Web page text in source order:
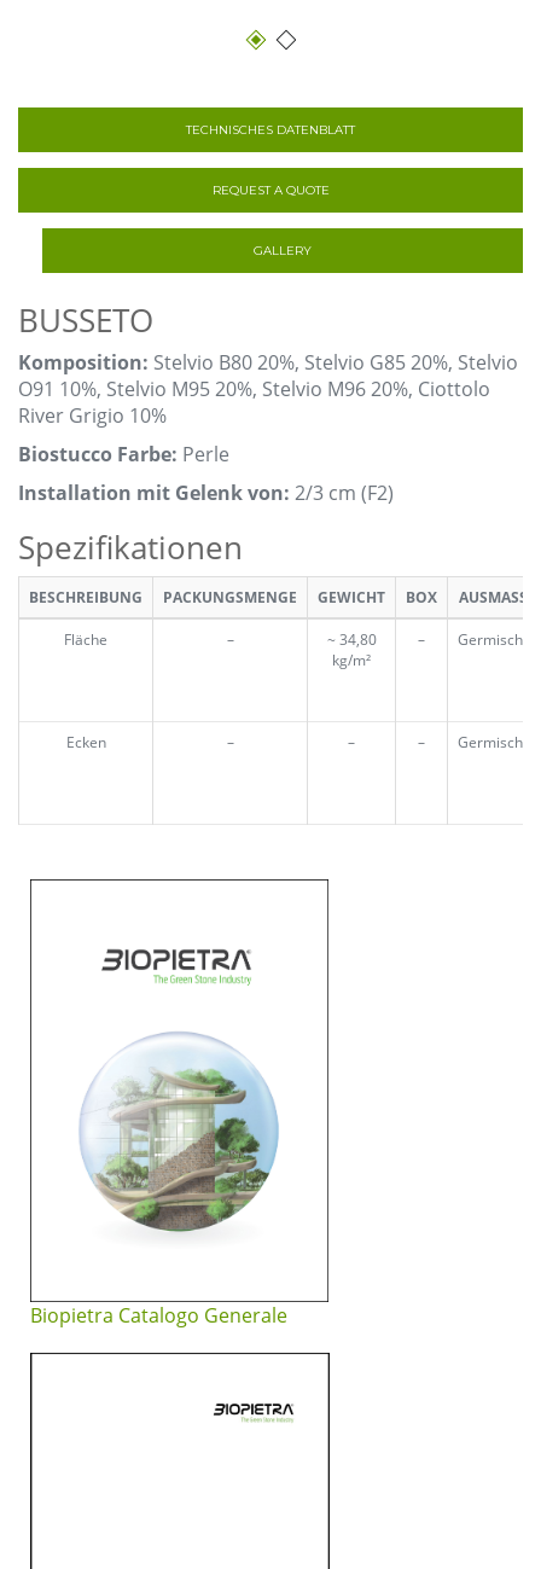
TECHNISCHES DATENBLATT
REQUEST A QUOTE
GALLERY
BUSSETO
Komposition: Stelvio B80 20%, Stelvio G85 20%, Stelvio
O91 10%, Stelvio M95 20%, Stelvio M96 20%, Ciottolo
River Grigio 10%
Biostucco Farbe: Perle
Installation mit Gelenk von: 2/3 cm (F2)
Spezifikationen
BESCHREIBUNG PACKUNGSMENGE GEWICHT BOX AUSMASS
Fläche –
~ 34,80
kg/m²
– Germischt
Ecken – – – Germischt
Biopietra Catalogo Generale